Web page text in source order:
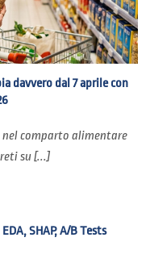
davvero dal 7 aprile con
comparto alimentare
su [...]
SHAP, A/B Tests